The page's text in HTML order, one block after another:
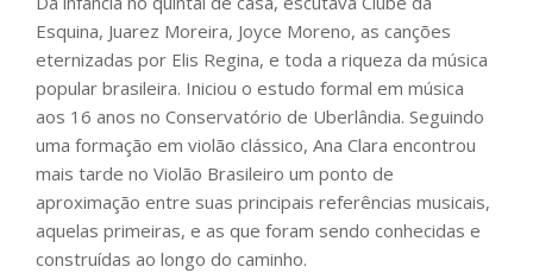
Esquina, Juarez Moreira, Joyce Moreno, as canções
eternizadas por Elis Regina, e toda a riqueza da música
popular brasileira. Iniciou o estudo formal em música
aos 16 anos no Conservatório de Uberlândia. Seguindo
uma formação em violão clássico, Ana Clara encontrou
mais tarde no Violão Brasileiro um ponto de
aproximação entre suas principais referências musicais,
aquelas primeiras, e as que foram sendo conhecidas e
construídas ao longo do caminho.